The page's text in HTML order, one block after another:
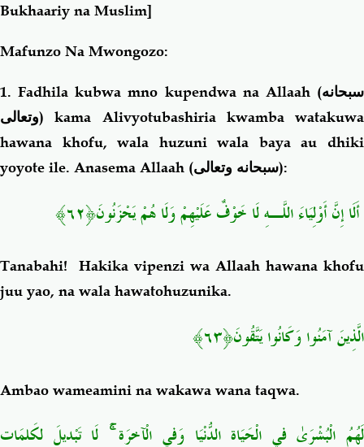
Bukhaariy na Muslim]
Mafunzo Na Mwongozo:
1. Fadhila kubwa mno kupendwa na Allaah (سبحانه
وتعالى) kama Alivyotubashiria kwamba watakuwa
hawana khofu, wala huzuni wala baya au dhiki
yoyote ile. Anasema Allaah (سبحانه وتعالى):
أَلَا إِنَّ أَوْلِيَاءَ اللَّـهِ لَا خَوْفٌ عَلَيْهِمْ وَلَا هُمْ يَحْزَنُونَ﴿٦٢﴾
Tanabahi! Hakika vipenzi wa Allaah hawana khofu
juu yao, na wala hawatohuzunika.
الَّذِينَ آمَنُوا وَكَانُوا يَتَّقُونَ﴿٦٣﴾
Ambao wameamini na wakawa wana taqwa.
لَهُمُ الْبُشْرَىٰ فِي الْحَيَاةِ الدُّنْيَا وَفِي الْآخِرَةِ ۚ لَا تَبْدِيلَ لِكَلِمَاتِ